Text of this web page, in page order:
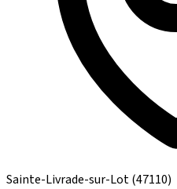
Sainte-Livrade-sur-Lot(47110)